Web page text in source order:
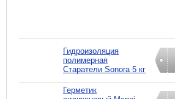
Гидроизоляция
полимерная
Старатели Sonora 5 кг
Герметик